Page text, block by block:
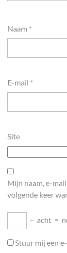
Naam *
E-mail *
Site
Mijn naam, e-
volgende keer
− acht =
Stuur mij een